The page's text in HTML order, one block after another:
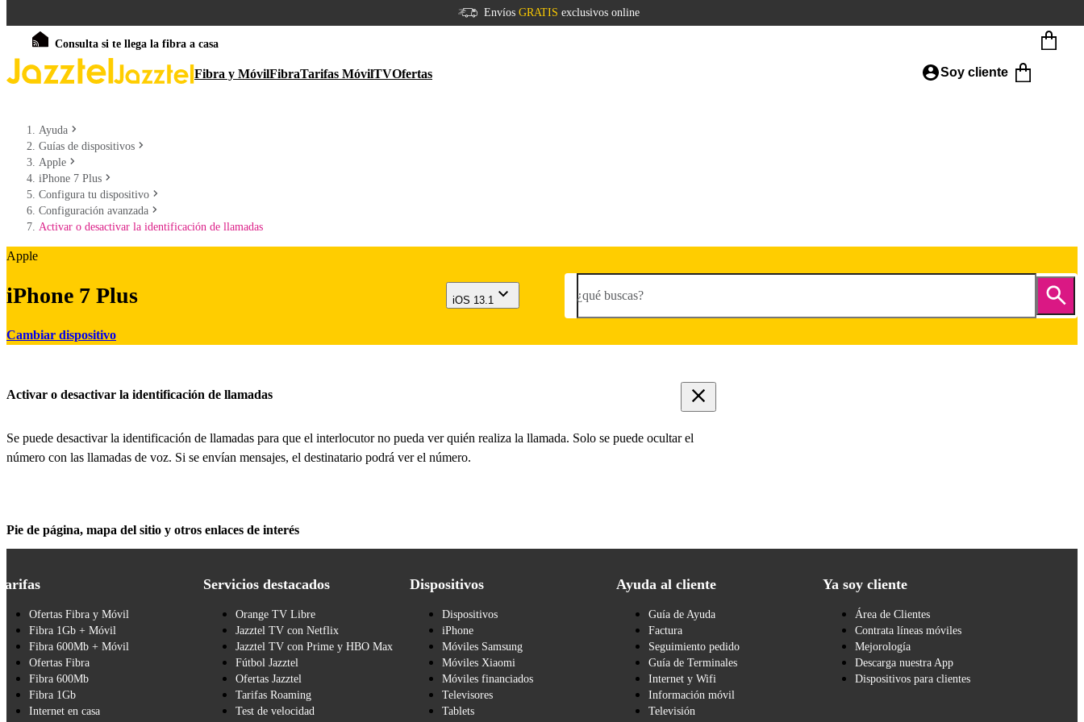
Envíos GRATIS exclusivos online
Consulta si te llega la fibra a casa
Fibra y MóvilFibraTarifas MóvilTVOfertas Soy cliente
Ayuda
Guías de dispositivos
Apple
iPhone 7 Plus
Configura tu dispositivo
Configuración avanzada
Activar o desactivar la identificación de llamadas
Apple
iPhone 7 Plus
Cambiar dispositivo
iOS 13.1 ¿qué buscas?
Activar o desactivar la identificación de llamadas
Se puede desactivar la identificación de llamadas para que el interlocutor no pueda ver quién realiza la llamada. Solo se puede ocultar el
número con las llamadas de voz. Si se envían mensajes, el destinatario podrá ver el número.
Pie de página, mapa del sitio y otros enlaces de interés
Ofertas Fibra y Móvil
Fibra 1Gb + Móvil
Fibra 600Mb + Móvil
Ofertas Fibra
Fibra 600Mb
Fibra 1Gb
Internet en casa
Servicios destacados
Orange TV Libre
Jazztel TV con Netflix
Jazztel TV con Prime y HBO Max
Fútbol Jazztel
Ofertas Jazztel
Tarifas Roaming
Test de velocidad
Dispositivos
Dispositivos
iPhone
Móviles Samsung
Móviles Xiaomi
Móviles financiados
Televisores
Tablets
Ayuda al cliente
Guía de Ayuda
Factura
Seguimiento pedido
Guía de Terminales
Internet y Wifi
Información móvil
Televisión
Ya soy cliente
Área de Clientes
Contrata líneas móviles
Mejorología
Descarga nuestra App
Dispositivos para clientes